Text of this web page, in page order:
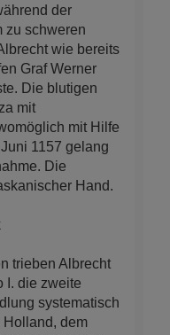
der
zu schweren
wie bereits
Graf Werner
Die blutigen
mit
mit Hilfe
1157 gelang
Die
Hand.
trieben Albrecht
I. die zweite
systematisch
dem